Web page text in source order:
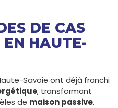
DE CAS
HAUTE-
Savoie ont déjà franchi
, transformant
de maison passive.